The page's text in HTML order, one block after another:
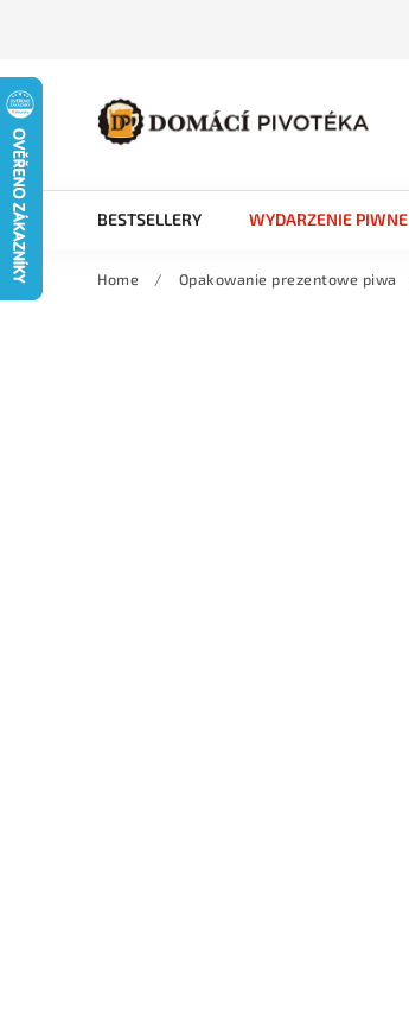
BESTSELLERY WYDARZENIE PIWNE
Home / Opakowanie prezentowe piwa